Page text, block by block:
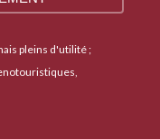
pleins d'utilité ;